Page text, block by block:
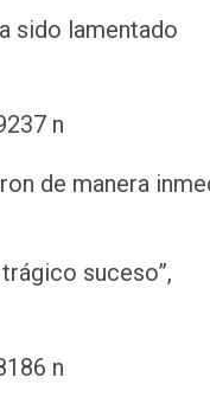
sido lamentado
de manera
suceso”,